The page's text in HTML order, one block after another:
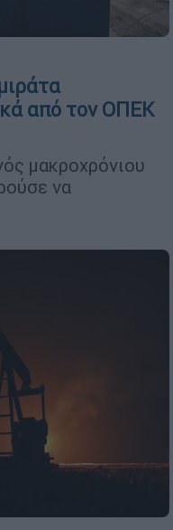
από τον ΟΠΕΚ
μακροχρόνιου
να